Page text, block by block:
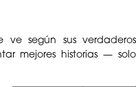
según sus verdaderos
mejores historias — solo